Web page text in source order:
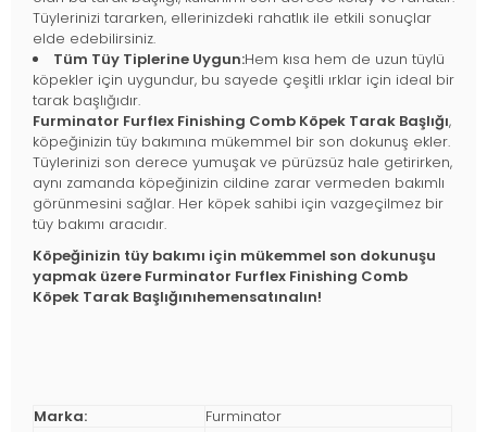
Tüylerinizi tararken, ellerinizdeki rahatlık ile etkili sonuçlar
elde edebilirsiniz.
Tüm Tüy Tiplerine Uygun:Hem kısa hem de uzun tüylü
köpekler için uygundur, bu sayede çeşitli ırklar için ideal bir
tarak başlığıdır.
Furminator Furflex Finishing Comb Köpek Tarak Başlığı,
köpeğinizin tüy bakımına mükemmel bir son dokunuş ekler.
Tüylerinizi son derece yumuşak ve pürüzsüz hale getirirken,
aynı zamanda köpeğinizin cildine zarar vermeden bakımlı
görünmesini sağlar. Her köpek sahibi için vazgeçilmez bir
tüy bakımı aracıdır.
Köpeğinizin tüy bakımı için mükemmel son dokunuşu
yapmak üzere Furminator Furflex Finishing Comb
Köpek Tarak Başlığınıhemensatınalın!
Marka:
Furminator